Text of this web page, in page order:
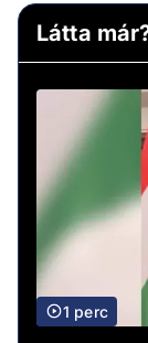
Látta
1 perc